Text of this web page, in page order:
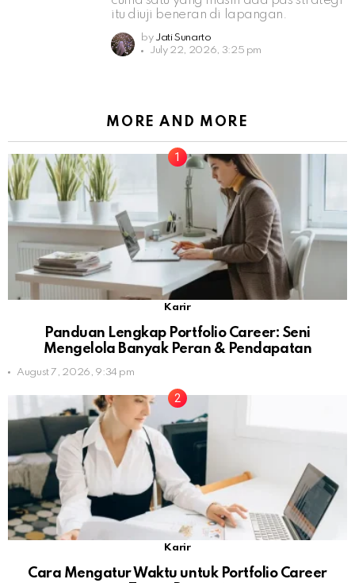
itu diuji beneran di lapangan.
by Jati Sunarto
July 22, 2026, 3:25 pm
MORE AND MORE
Karir
Panduan Lengkap Portfolio Career: Seni
Mengelola Banyak Peran & Pendapatan
August 7, 2026, 9:34 pm
Karir
Cara Mengatur Waktu untuk Portfolio Career